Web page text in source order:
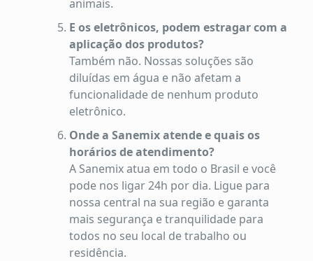
animais.
E os eletrônicos, podem estragar com a
aplicação dos produtos?
Também não. Nossas soluções são
diluídas em água e não afetam a
funcionalidade de nenhum produto
eletrônico.
Onde a Sanemix atende e quais os
horários de atendimento?
A Sanemix atua em todo o Brasil e você
pode nos ligar 24h por dia. Ligue para
nossa central na sua região e garanta
mais segurança e tranquilidade para
todos no seu local de trabalho ou
residência.